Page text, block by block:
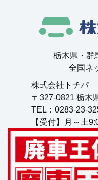
栃⽊県・群
全国ネ
株式会社トチパ
〒327-0821 栃⽊
TEL：0283-23-
【受付】月～土